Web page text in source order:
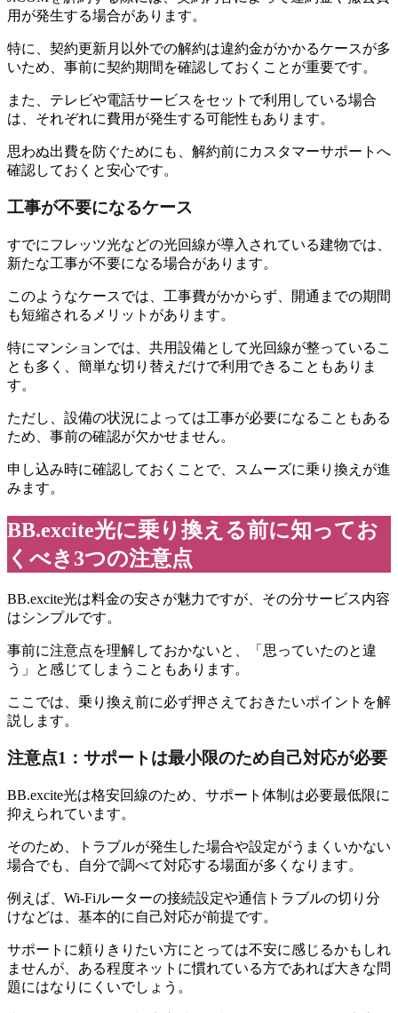
用が発生する場合があります。
特に、契約更新月以外での解約は違約金がかかるケースが多
いため、事前に契約期間を確認しておくことが重要です。
また、テレビや電話サービスをセットで利用している場合
は、それぞれに費用が発生する可能性もあります。
思わぬ出費を防ぐためにも、解約前にカスタマーサポートへ
確認しておくと安心です。
工事が不要になるケース
すでにフレッツ光などの光回線が導入されている建物では、
新たな工事が不要になる場合があります。
このようなケースでは、工事費がかからず、開通までの期間
も短縮されるメリットがあります。
特にマンションでは、共用設備として光回線が整っているこ
とも多く、簡単な切り替えだけで利用できることもありま
す。
ただし、設備の状況によっては工事が必要になることもある
ため、事前の確認が欠かせません。
申し込み時に確認しておくことで、スムーズに乗り換えが進
みます。
BB.excite光に乗り換える前に知ってお
くべき3つの注意点
BB.excite光は料金の安さが魅力ですが、その分サービス内容
はシンプルです。
事前に注意点を理解しておかないと、「思っていたのと違
う」と感じてしまうこともあります。
ここでは、乗り換え前に必ず押さえておきたいポイントを解
説します。
注意点1：サポートは最小限のため自己対応が必要
BB.excite光は格安回線のため、サポート体制は必要最低限に
抑えられています。
そのため、トラブルが発生した場合や設定がうまくいかない
場合でも、自分で調べて対応する場面が多くなります。
例えば、Wi-Fiルーターの接続設定や通信トラブルの切り分
けなどは、基本的に自己対応が前提です。
サポートに頼りきりたい方にとっては不安に感じるかもしれ
ませんが、ある程度ネットに慣れている方であれば大きな問
題にはなりにくいでしょう。